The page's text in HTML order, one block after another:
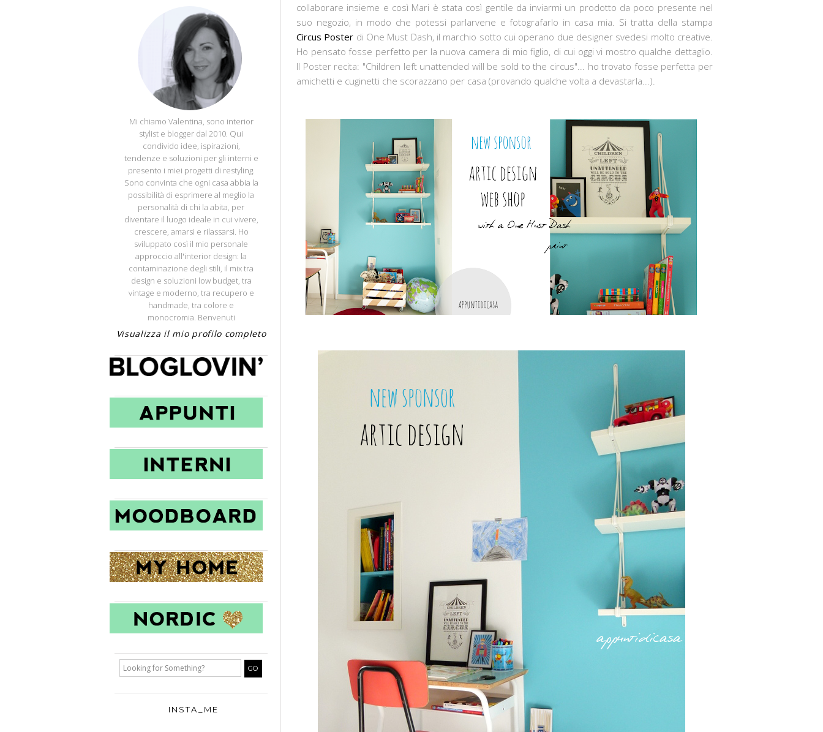
collaborare insieme e così Mari è stata così gentile da inviarmi un prodotto da poco presente nel
suo negozio, in modo che potessi parlarvene e fotografarlo in casa mia. Si tratta della stampa
Circus Poster di One Must Dash, il marchio sotto cui operano due designer svedesi molto creative.
Ho pensato fosse perfetto per la nuova camera di mio figlio, di cui oggi vi mostro qualche dettaglio.
Il Poster recita: "Children left unattended will be sold to the circus"... ho trovato fosse perfetta per
amichetti e cuginetti che scorazzano per casa (provando qualche volta a devastarla...).
APPUNTI DI CASA
Mi chiamo Valentina, sono interior
stylist e blogger dal 2010. Qui
condivido idee, ispirazioni,
tendenze e soluzioni per gli interni e
presento i miei progetti di restyling.
Sono convinta che ogni casa abbia la
possibilità di esprimere al meglio la
personalità di chi la abita, per
diventare il luogo ideale in cui vivere,
crescere, amarsi e rilassarsi. Ho
sviluppato così il mio personale
approccio all'interior design: la
contaminazione degli stili, il mix tra
design e soluzioni low budget, tra
vintage e moderno, tra recupero e
handmade, tra colore e
monocromia. Benvenuti
Visualizza il mio profilo completo
INSTA_ME